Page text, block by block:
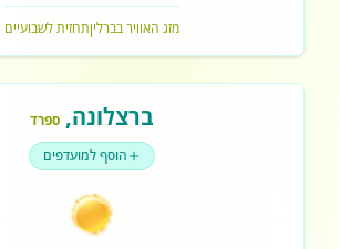
מזג האוויר בברליןתחזית לשבועיים
ברצלונה, ספרד
הוסף למועדפים